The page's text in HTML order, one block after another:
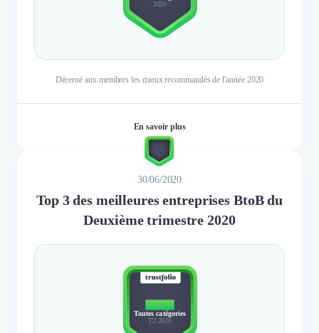
2020
Décerné aux membres les mieux recommandés de l'année 2020
En savoir plus
30/06/2020
Top 3 des meilleures entreprises BtoB du
Deuxième trimestre 2020
TOP 3
Toutes catégories
T2 2020